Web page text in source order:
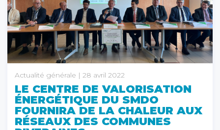
Actualité générale | 28 avril 2022
LE CENTRE DE VALORISATION
ÉNERGÉTIQUE DU SMDO
FOURNIRA DE LA CHALEUR AUX
RÉSEAUX DES COMMUNES